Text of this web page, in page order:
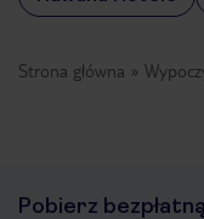
Strona główna
Pobierz